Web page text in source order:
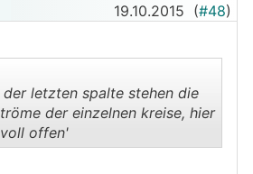
19.10.2015 (#48)
letzten spalte stehen die
der einzelnen kreise, hier
offen'